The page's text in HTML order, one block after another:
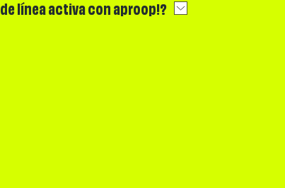
de línea activa con aproop!?